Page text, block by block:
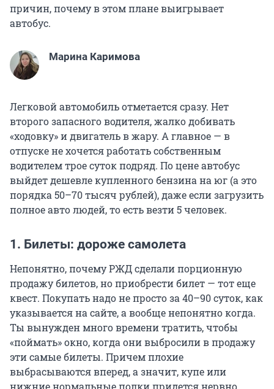
причин, почему в этом плане выигрывает
автобус.
Марина Каримова
Легковой автомобиль отметается сразу. Нет
второго запасного водителя, жалко добивать
«ходовку» и двигатель в жару. А главное — в
отпуске не хочется работать собственным
водителем трое суток подряд. По цене автобус
выйдет дешевле купленного бензина на юг (а это
порядка 50–70 тысяч рублей), даже если загрузить
полное авто людей, то есть везти 5 человек.
1. Билеты: дороже самолета
Непонятно, почему РЖД сделали порционную
продажу билетов, но приобрести билет — тот еще
квест. Покупать надо не просто за 40–90 суток, как
указывается на сайте, а вообще непонятно когда.
Ты вынужден много времени тратить, чтобы
«поймать» окно, когда они выбросили в продажу
эти самые билеты. Причем плохие
выбрасываются вперед, а значит, купе или
нижние нормальные полки придется нервно